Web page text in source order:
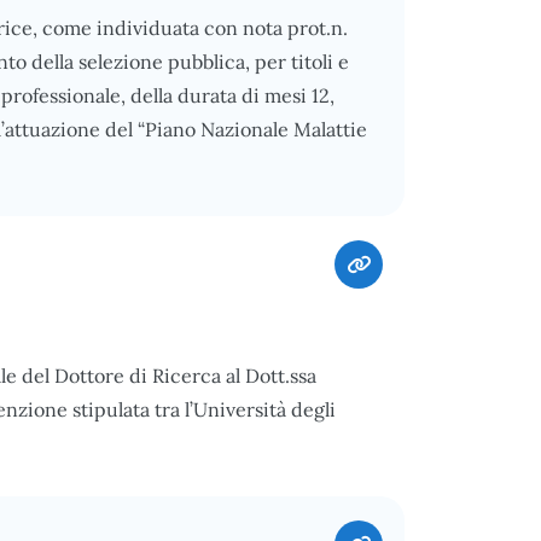
come individuata con nota prot.n.
della selezione pubblica, per titoli e
della durata di mesi 12,
del “Piano Nazionale Malattie
del Dottore di Ricerca al Dott.ssa
stipulata tra l’Università degli